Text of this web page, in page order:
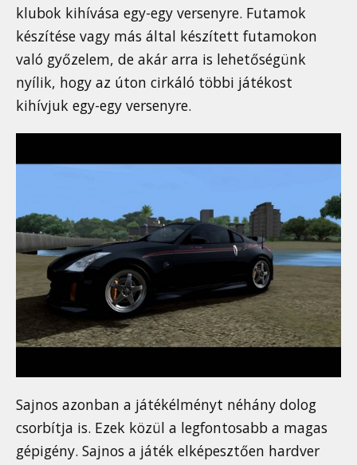
klubok kihívása egy-egy versenyre. Futamok
készítése vagy más által készített futamokon
való győzelem, de akár arra is lehetőségünk
nyílik, hogy az úton cirkáló többi játékost
kihívjuk egy-egy versenyre.
Sajnos azonban a játékélményt néhány dolog
csorbítja is. Ezek közül a legfontosabb a magas
gépigény. Sajnos a játék elképesztően hardver